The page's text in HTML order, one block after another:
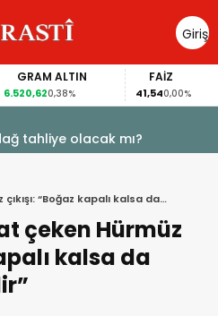
Giriş
Yap
GRAM ALTIN
0,38%
FAİZ
41,540,00%
tahliye olacak mı?
“Boğaz kapalı kalsa da
çeken Hürmüz
kalsa da